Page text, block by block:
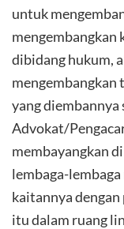
untuk
mengembangkan
dibidang hukum,
yang diembannya
Advokat/
membayangkan
lembaga-
kaitannya dengan
itu dalam ruang